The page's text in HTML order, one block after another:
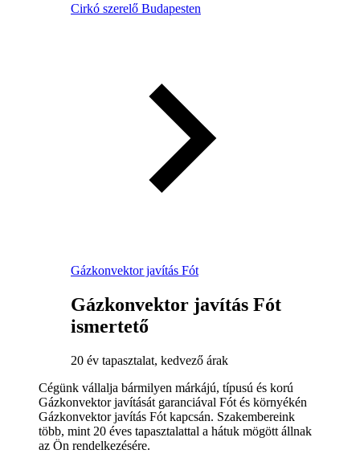
Cirkó szerelő Budapesten
Gázkonvektor javítás Fót
Gázkonvektor javítás Fót
ismertető
20 év tapasztalat, kedvező árak
Cégünk vállalja bármilyen márkájú, típusú és korú
Gázkonvektor javítását garanciával Fót és környékén
Gázkonvektor javítás Fót kapcsán. Szakembereink
több, mint 20 éves tapasztalattal a hátuk mögött állnak
az Ön rendelkezésére.